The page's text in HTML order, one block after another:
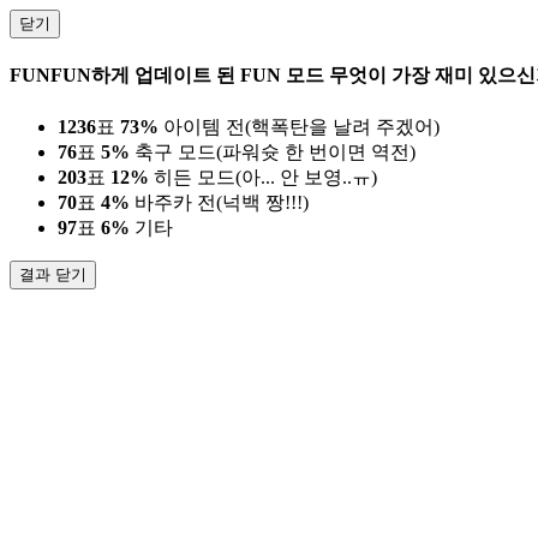
닫기
FUNFUN하게 업데이트 된 FUN 모드 무엇이 가장 재미 있으
1236표 73% 아이템 전(핵폭탄을 날려 주겠어)
76표 5% 축구 모드(파워슛 한 번이면 역전)
203표 12% 히든 모드(아... 안 보영..ㅠ)
70표 4% 바주카 전(넉백 짱!!!)
97표 6% 기타
결과 닫기